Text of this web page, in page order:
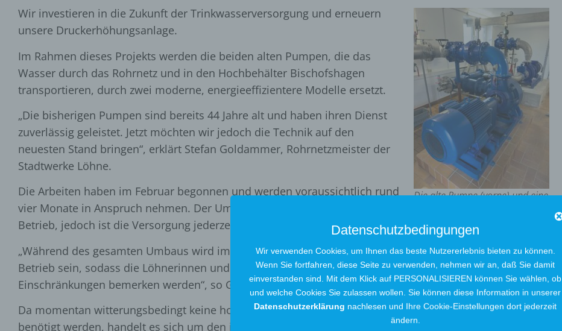
Die alte Pumpe (vorne) und eine
Wir investieren in die Zukunft der Trinkwasserversorgung und erneuern
unsere Druckerhöhungsanlage.
Im Rahmen dieses Projekts werden die beiden alten Pumpen, die das
Wasser durch das Rohrnetz und in den Hochbehälter Bischofshagen
transportieren, durch zwei moderne, energieeffizientere Modelle ersetzt.
„Die bisherigen Pumpen sind bereits 44 Jahre alt und haben ihren Dienst
zuverlässig geleistet. Jetzt möchten wir jedoch die Technik auf den
neuesten Stand bringen“, erklärt Stefan Goldammer, Rohrnetzmeister der
Stadtwerke Löhne.
Die Arbeiten haben im Februar begonnen und werden voraussichtlich rund
vier Monate in Anspruch nehmen. Der Umbau erfolgt im laufenden
Betrieb, jedoch ist die Versorgung jederzeit sichergestellt.
„Während des gesamten Umbaus wird immer eine Pumpe in
Betrieb sein, sodass die Löhnerinnen und Löhner keine
Einschränkungen bemerken werden“, so Goldammer weiter.
Da momentan witterungsbedingt keine hohen Wassermengen
benötigt werden, handelt es sich um den idealen Zeitpunkt für
Datenschutzbedingungen
Wir verwenden Cookies, um Ihnen das beste Nutzererlebnis bieten zu können.
Wenn Sie fortfahren, diese Seite zu verwenden, nehmen wir an, daß Sie damit
einverstanden sind. Mit dem Klick auf PERSONALISIEREN können Sie wählen, ob
und welche Cookies Sie zulassen wollen. Sie können diese Information in unserer
Datenschutzerklärung nachlesen und Ihre Cookie-Einstellungen dort jederzeit
ändern.